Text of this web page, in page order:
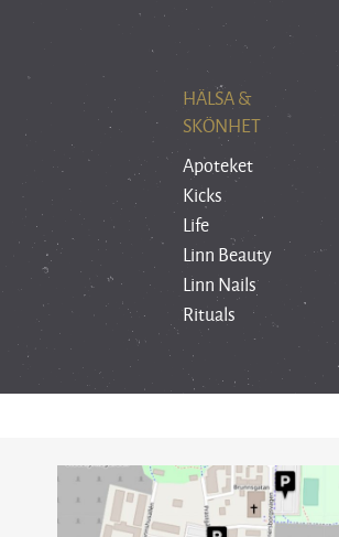
HÄLSA &
SKÖNHET
Apoteket
Kicks
Life
Linn Beauty
Linn Nails
Rituals